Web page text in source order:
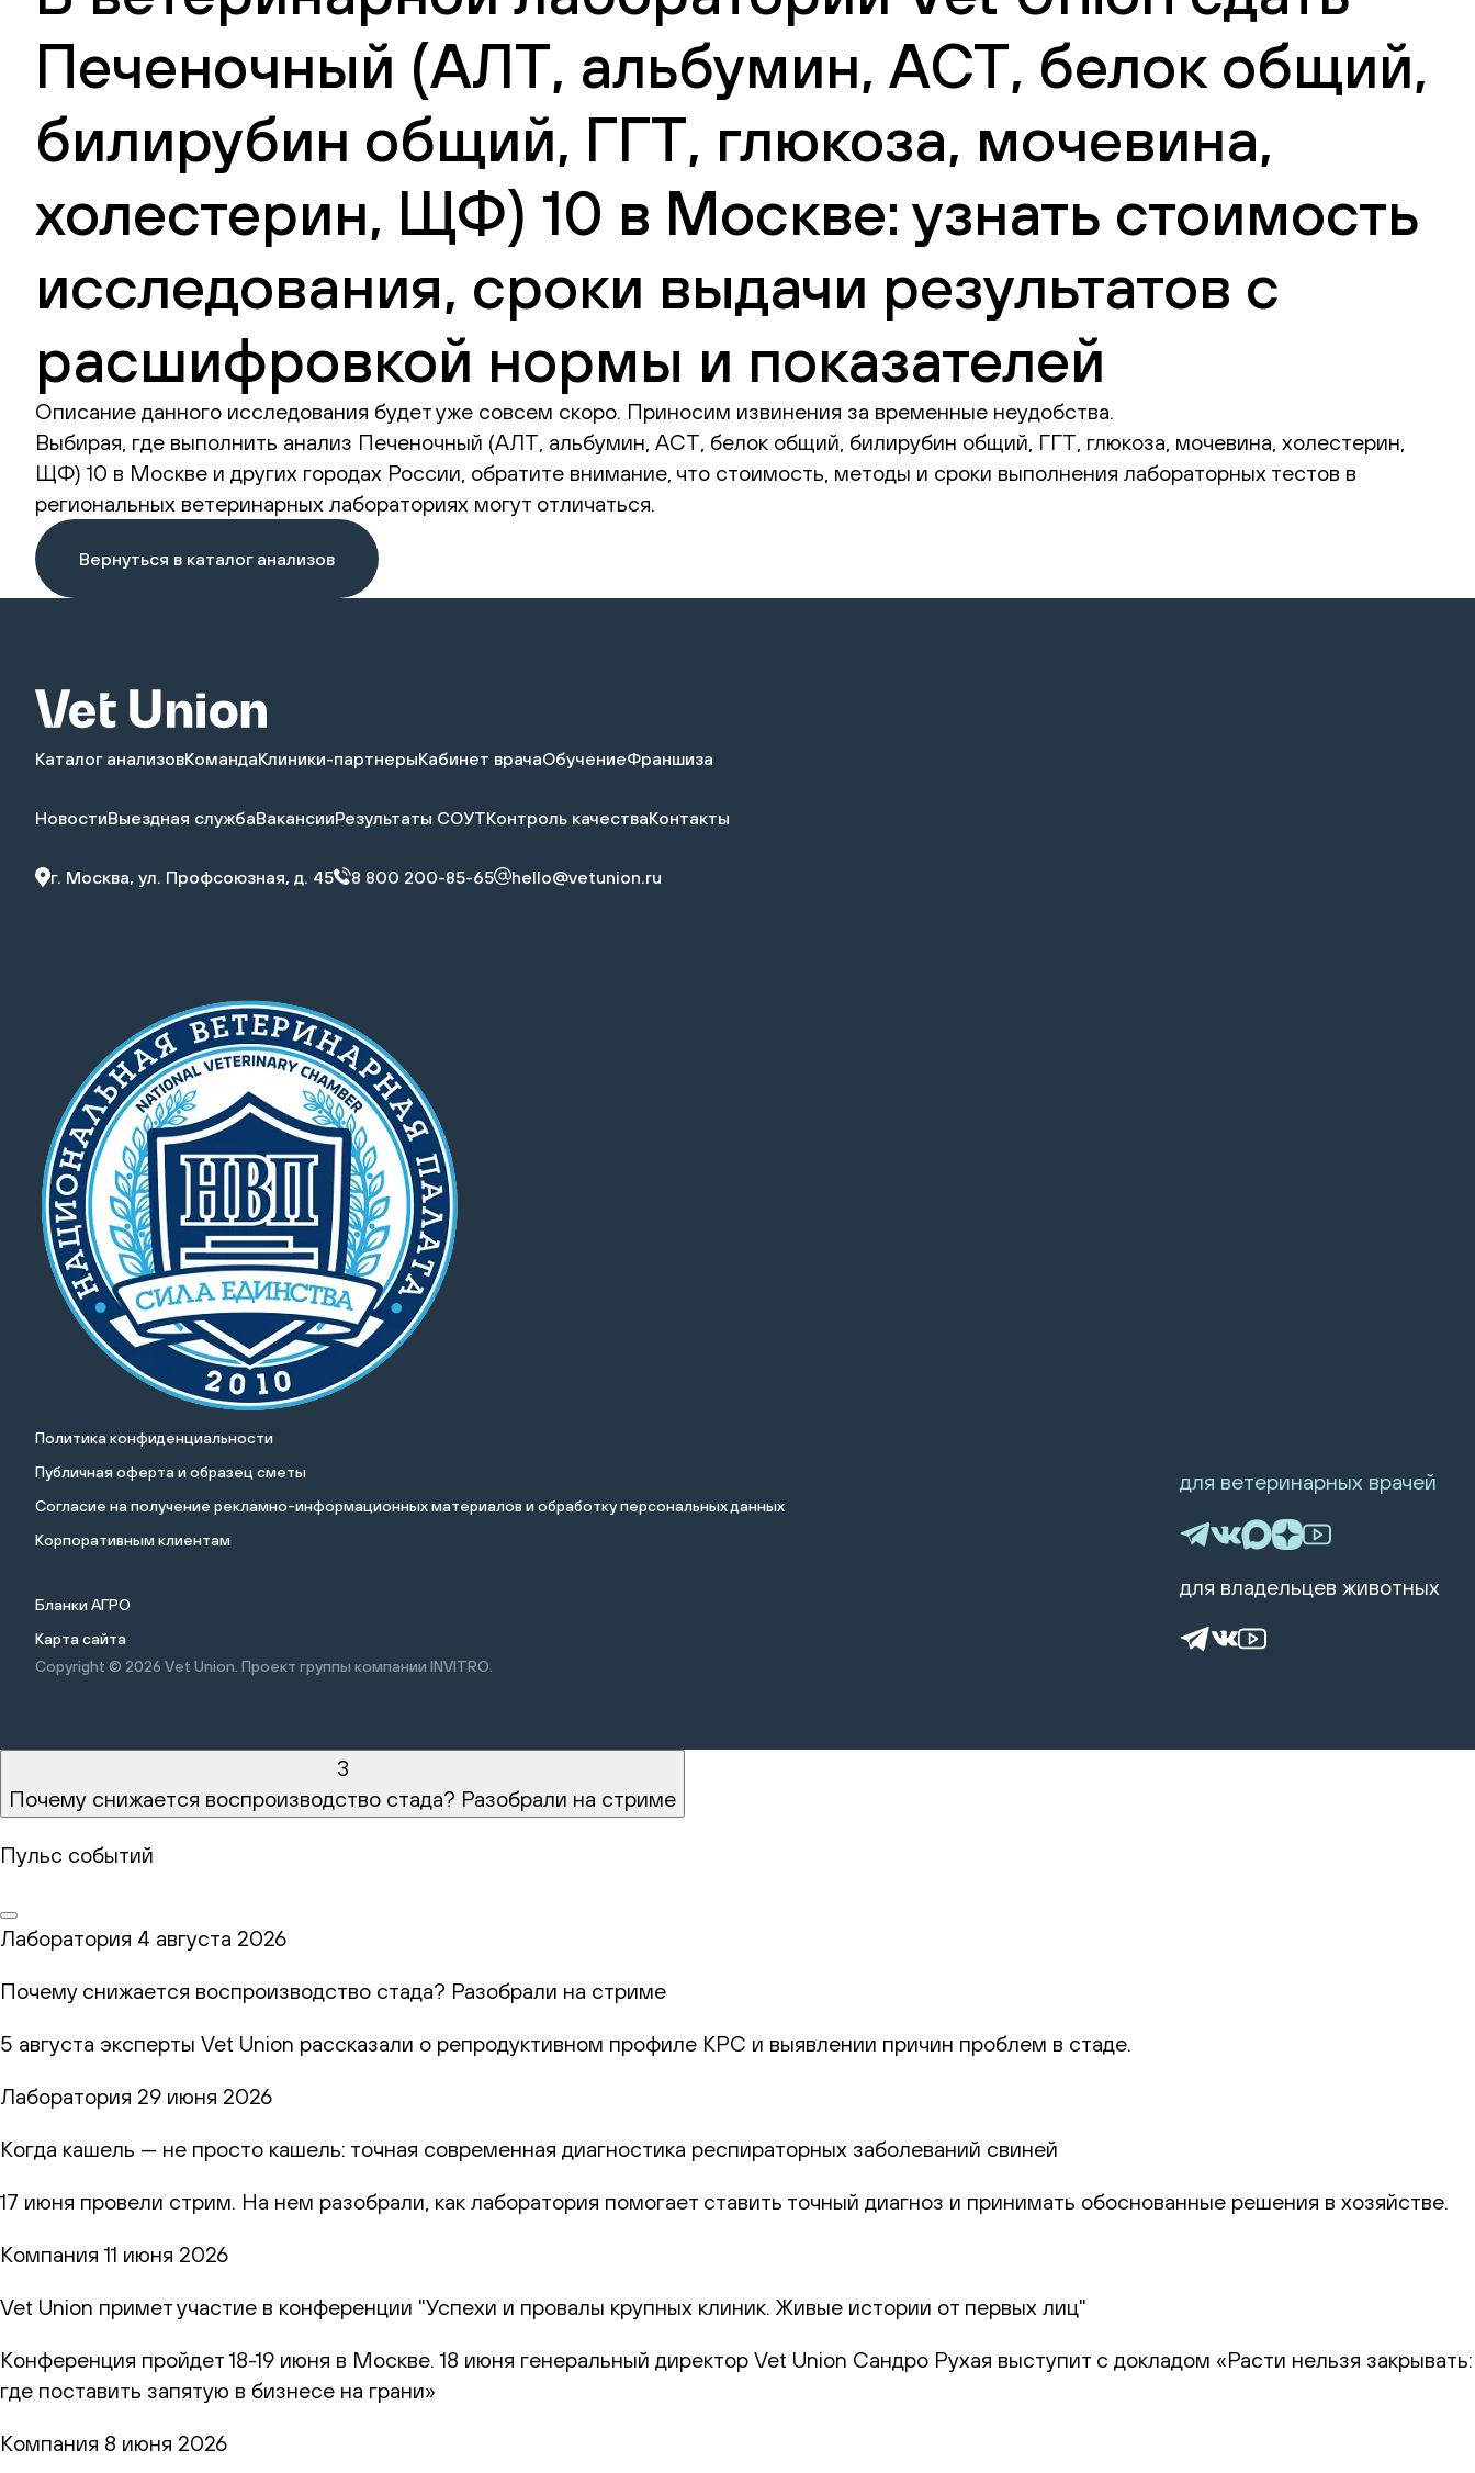
Печеночный (АЛТ, альбумин, АСТ, белок общий,
билирубин общий, ГГТ, глюкоза, мочевина,
холестерин, ЩФ) 10 в Москве: узнать стоимость
исследования, сроки выдачи результатов с
расшифровкой нормы и показателей
Описание данного исследования будет уже совсем скоро. Приносим извинения за временные неудобства.
Выбирая, где выполнить анализ Печеночный (АЛТ, альбумин, АСТ, белок общий, билирубин общий, ГГТ, глюкоза, мочевина, холестерин,
ЩФ) 10 в Москве и других городах России, обратите внимание, что стоимость, методы и сроки выполнения лабораторных тестов в
региональных ветеринарных лабораториях могут отличаться.
Вернуться в каталог анализов
Каталог анализовКомандаКлиники-партнерыКабинет врачаОбучениеФраншиза
НовостиВыездная службаВакансииРезультаты СОУТКонтроль качестваКонтакты
г. Москва, ул. Профсоюзная, д. 45 8 800 200-85-65 hello@vetunion.ru
Политика конфиденциальности
Публичная оферта и образец сметы
Cогласие на получение рекламно-информационных материалов и обработку персональных данных
Корпоративным клиентам
Бланки АГРО
Карта сайта
Copyright © 2026 Vet Union. Проект группы компании INVITRO.
для ветеринарных врачей
для владельцев животных
3
Почему снижается воспроизводство стада? Разобрали на стриме
Пульс событий
Лаборатория 4 августа 2026
Почему снижается воспроизводство стада? Разобрали на стриме
5 августа эксперты Vet Union рассказали о репродуктивном профиле КРС и выявлении причин проблем в стаде.
Лаборатория 29 июня 2026
Когда кашель — не просто кашель: точная современная диагностика респираторных заболеваний свиней
17 июня провели стрим. На нем разобрали, как лаборатория помогает ставить точный диагноз и принимать обоснованные решения в хозяйстве.
Компания 11 июня 2026
Vet Union примет участие в конференции "Успехи и провалы крупных клиник. Живые истории от первых лиц"
Конференция пройдет 18-19 июня в Москве. 18 июня генеральный директор Vet Union Сандро Рухая выступит с докладом «Расти нельзя закрывать:
где поставить запятую в бизнесе на грани»
Компания 8 июня 2026